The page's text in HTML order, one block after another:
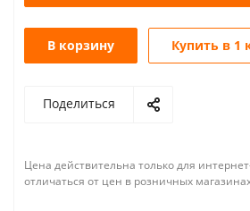
В корзину Купить в 1
Поделиться
Цена действительна только для
отличаться от цен в розничных